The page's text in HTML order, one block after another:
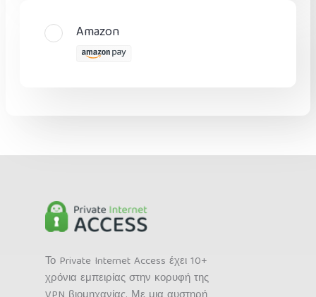
Amazon
Το Private Internet Access έχει 10+
χρόνια εμπειρίας στην κορυφή της